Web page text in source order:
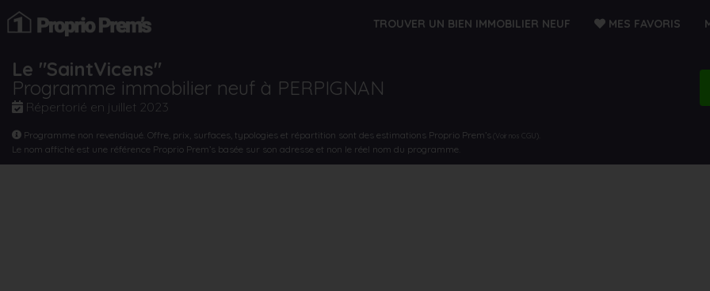
TROUVER UN BIEN IMMOBILIER NEUF MES FAVORIS
Le "SaintVicens"
Programme immobilier neuf à PERPIGNAN
Répertorié en juillet 2023
Programme non revendiqué. Offre, prix, surfaces, typologies et répartition sont des estimations Proprio Prem’s (Voir nos CGU)
Le nom affiché est une référence Proprio Prem’s basée sur son adresse et non le réel nom du programme.